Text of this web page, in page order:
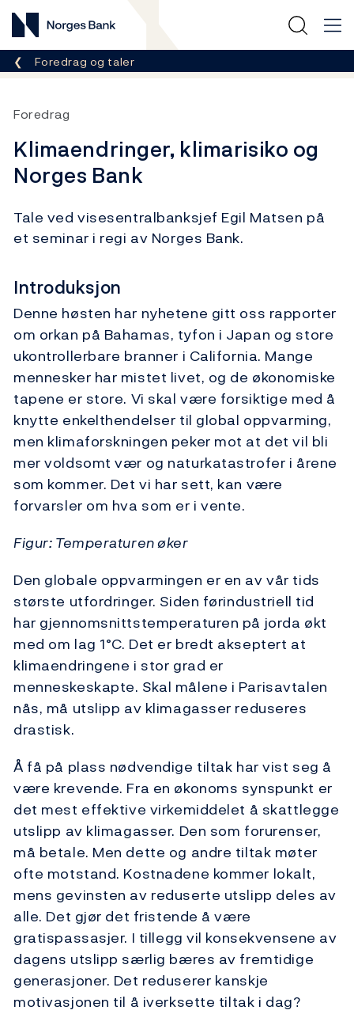
Norges Bank
Her er du nå:
Foredrag og taler
Foredrag
Klimaendringer, klimarisiko og
Norges Bank
Tale ved visesentralbanksjef Egil Matsen på
et seminar i regi av Norges Bank.
Introduksjon
Denne høsten har nyhetene gitt oss rapporter
om orkan på Bahamas, tyfon i Japan og store
ukontrollerbare branner i California. Mange
mennesker har mistet livet, og de økonomiske
tapene er store. Vi skal være forsiktige med å
knytte enkelthendelser til global oppvarming,
men klimaforskningen peker mot at det vil bli
mer voldsomt vær og naturkatastrofer i årene
som kommer. Det vi har sett, kan være
forvarsler om hva som er i vente.
Figur: Temperaturen øker
Den globale oppvarmingen er en av vår tids
største utfordringer. Siden førindustriell tid
har gjennomsnittstemperaturen på jorda økt
med om lag 1°C. Det er bredt akseptert at
klimaendringene i stor grad er
menneskeskapte. Skal målene i Parisavtalen
nås, må utslipp av klimagasser reduseres
drastisk.
Å få på plass nødvendige tiltak har vist seg å
være krevende. Fra en økonoms synspunkt er
det mest effektive virkemiddelet å skattlegge
utslipp av klimagasser. Den som forurenser,
må betale. Men dette og andre tiltak møter
ofte motstand. Kostnadene kommer lokalt,
mens gevinsten av reduserte utslipp deles av
alle. Det gjør det fristende å være
gratispassasjer. I tillegg vil konsekvensene av
dagens utslipp særlig bæres av fremtidige
generasjoner. Det reduserer kanskje
motivasjonen til å iverksette tiltak i dag?